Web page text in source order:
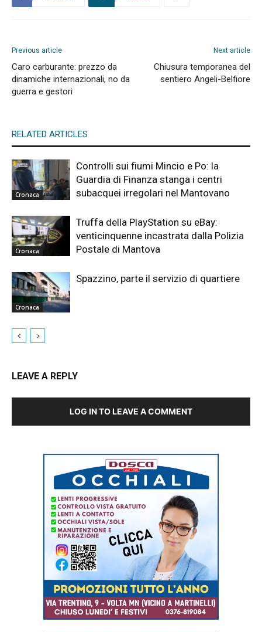
Previous article
Caro carburante: prezzo da
dinamiche internazionali, no da
guerra e gestori
Next article
Chiusura temporanea del
sentiero Angeli-Belfiore
RELATED ARTICLES
Cronaca
Controlli sui fiumi Mincio e Po: la
Guardia di Finanza stanga i centri
subacquei irregolari nel Mantovano
Cronaca
Truffa della PlayStation su eBay:
venticinquenne incastrata dalla Polizia
Postale di Mantova
Cronaca
Spazzino, parte il servizio di quartiere
LEAVE A REPLY
LOG IN TO LEAVE A COMMENT